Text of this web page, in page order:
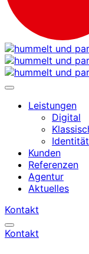
Leistungen
Digital
Identität
Kunden
Referenzen
Agentur
Aktuelles
Kontakt
Kontakt